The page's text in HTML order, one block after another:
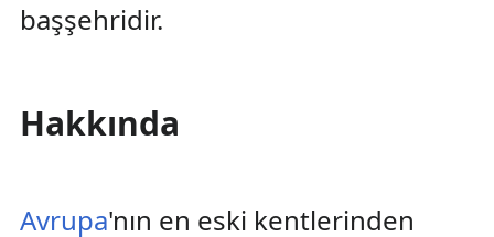
başşehridir.
Hakkında
Avrupa'nın en eski kentlerinden